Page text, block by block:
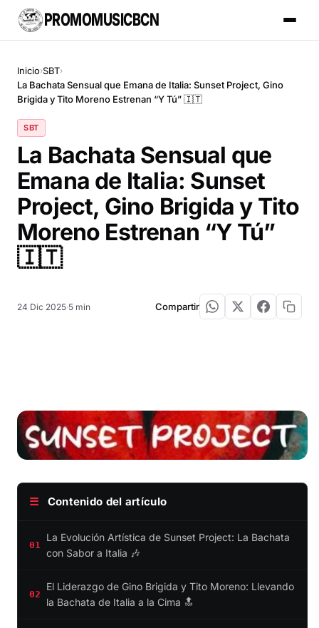
PROMOMUSICBCN
Inicio›SBT›
La Bachata Sensual que Emana de Italia: Sunset Project, Gino
Brigida y Tito Moreno Estrenan “Y Tú” 🇮🇹
SBT
La Bachata Sensual que
Emana de Italia: Sunset
Project, Gino Brigida y Tito
Moreno Estrenan “Y Tú”
🇮🇹
24 Dic 2025·5 min Compartir
☰ Contenido del artículo
01
La Evolución Artística de Sunset Project: La Bachata
con Sabor a Italia 🎶
02
El Liderazgo de Gino Brigida y Tito Moreno: Llevando
la Bachata de Italia a la Cima 🔝